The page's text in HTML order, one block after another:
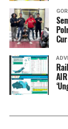
Gorontalo
terhadap
“Sesuai
penegakan
acak. Setiap
kedapatan
tanpa
kami amankan
Gorontalo,”